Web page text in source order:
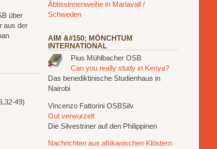
über
aus der
49)
Äbtissinnenweihe in Mariavall /
Schweden
AIM &#150; MÖNCHTUM
INTERNATIONAL
Pius Mühlbacher OSB
Can you really study in Kenya?
Das benediktinische Studienhaus in
Nairobi
Vincenzo Fattorini OSBSilv
Gut verwurzelt
Die Silvestriner auf den Philippinen
Nachrichten aus afrikanischen Klöstern